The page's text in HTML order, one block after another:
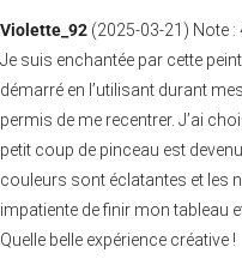
Violette_92 (2025-03-21 ) Note :
Je suis enchantée par cette
démarré en l’utilisant durant
permis de me recentrer. J’ai
petit coup de pinceau est
couleurs sont éclatantes et les
impatiente de finir mon tableau
Quelle belle expérience créative !